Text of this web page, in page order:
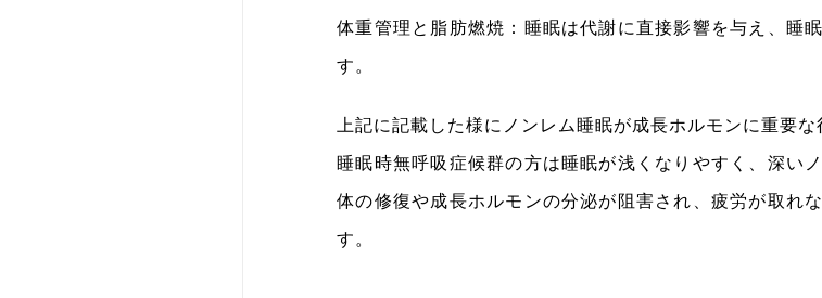
体重管理と脂肪燃焼：睡眠は代謝に直接影響を与え、睡
す。
上記に記載した様にノンレム睡眠が成長ホルモンに重要な
睡眠時無呼吸症候群の方は睡眠が浅くなりやすく、深い
体の修復や成長ホルモンの分泌が阻害され、疲労が取れ
す。